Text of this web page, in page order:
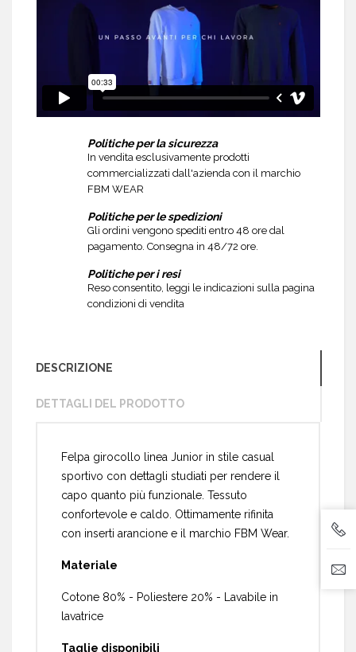
Politiche per la sicurezza
In vendita esclusivamente prodotti
commercializzati dall'azienda con il marchio
FBM WEAR
Politiche per le spedizioni
Gli ordini vengono spediti entro 48 ore dal
pagamento. Consegna in 48/72 ore.
Politiche per i resi
Reso consentito, leggi le indicazioni sulla pagina
condizioni di vendita
DESCRIZIONE
DETTAGLI DEL PRODOTTO
Felpa girocollo linea Junior in stile casual
sportivo con dettagli studiati per rendere il
capo quanto più funzionale. Tessuto
confortevole e caldo. Ottimamente rifinita
con inserti arancione e il marchio FBM Wear.
Materiale
Cotone 80% - Poliestere 20% - Lavabile in
lavatrice
Taglie disponibili